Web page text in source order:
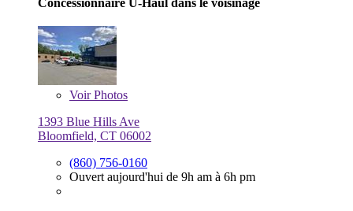
VoirPhotos
1393 Blue Hills Ave
Bloomfield, CT 06002
(860) 756-0160
Ouvert aujourd'hui de 9h am à 6h pm